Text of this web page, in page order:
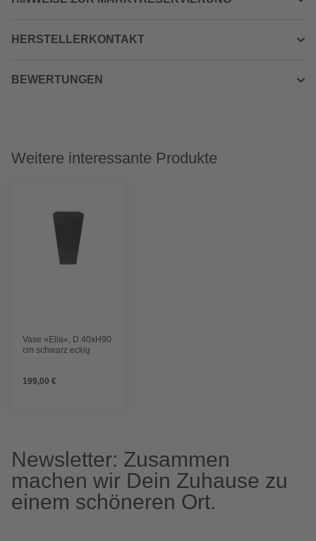
HERSTELLERKONTAKT
BEWERTUNGEN
Weitere interessante Produkte
Vase »Ella«, D.40xH90
cm schwarz eckig
199,00 €
Newsletter: Zusammen
machen wir Dein Zuhause zu
einem schöneren Ort.